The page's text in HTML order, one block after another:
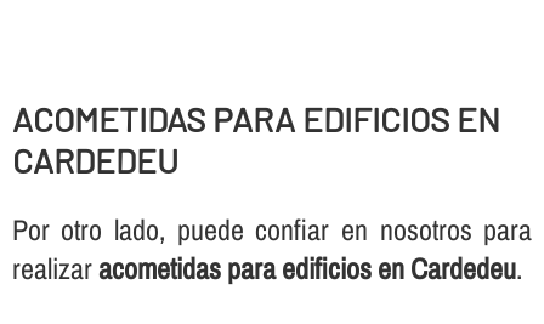
ACOMETIDAS PARA EDIFICIOS EN
CARDEDEU
Por otro lado, puede confiar en nosotros para
realizaracometidas para edificios en Cardedeu.